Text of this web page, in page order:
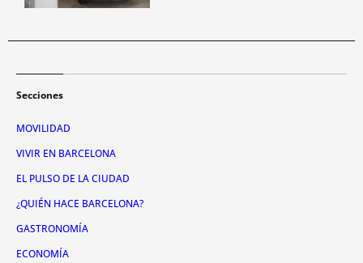
Secciones
MOVILIDAD
VIVIR EN BARCELONA
EL PULSO DE LA CIUDAD
¿QUIÉN HACE BARCELONA?
GASTRONOMÍA
ECONOMÍA